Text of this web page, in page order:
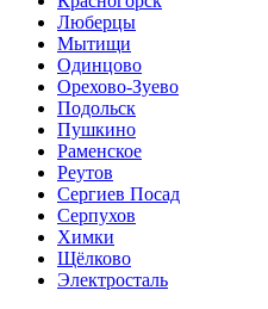
Люберцы
Мытищи
Одинцово
Орехово-Зуево
Подольск
Пушкино
Раменское
Реутов
Сергиев Посад
Серпухов
Химки
Щёлково
Электросталь